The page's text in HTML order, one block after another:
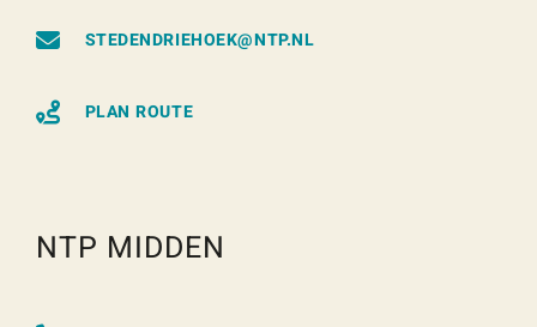
STEDENDRIEHOEK@NTP.NL
PLAN ROUTE
NTP MIDDEN